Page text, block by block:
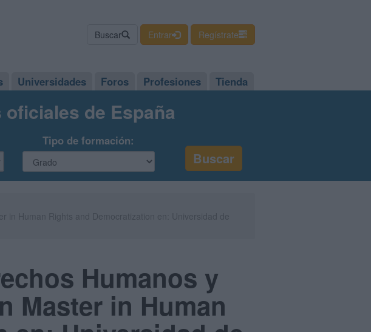
Buscar Entrar Regístrate
Universidades Foros Profesiones Tienda
de España
Tipo de formación:
Humanos y
Master in Human